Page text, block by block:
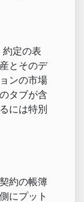
定の表
とそのデ
ンの市場
タブが含
には特別
約の帳簿
にプット